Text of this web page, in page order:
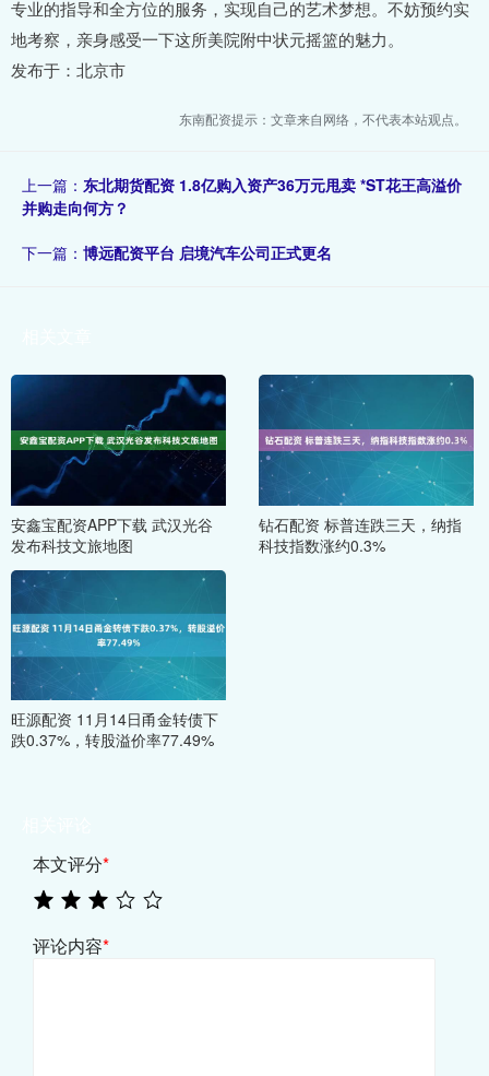
专业的指导和全方位的服务，实现自己的艺术梦想。不妨预约实
地考察，亲身感受一下这所美院附中状元摇篮的魅力。
发布于：北京市
东南配资提示：文章来自网络，不代表本站观点。
上一篇： 东北期货配资 1.8亿购入资产36万元甩卖 *ST花王高溢价
并购走向何方？
下一篇： 博远配资平台 启境汽车公司正式更名
安鑫宝配资APP下载 武汉光谷
发布科技文旅地图
钻石配资 标普连跌三天，纳指
科技指数涨约0.3%
旺源配资 11月14日甬金转债下
跌0.37%，转股溢价率77.49%
本文评分*
评论内容*